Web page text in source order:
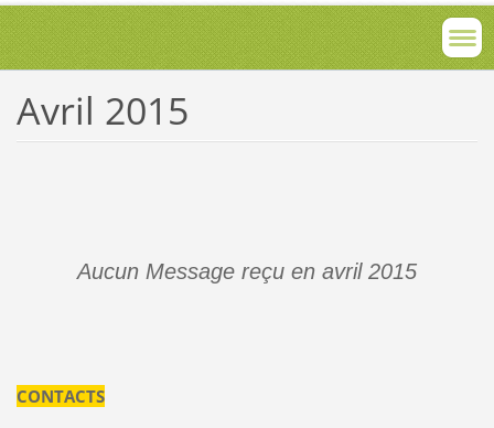
Avril 2015
Aucun Message reçu en avril 2015
CONTACTS